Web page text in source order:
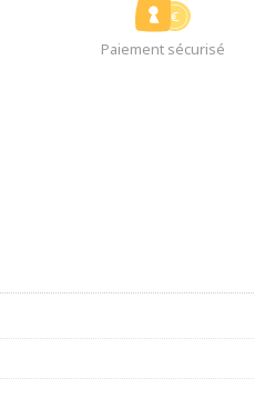
Paiement sécurisé